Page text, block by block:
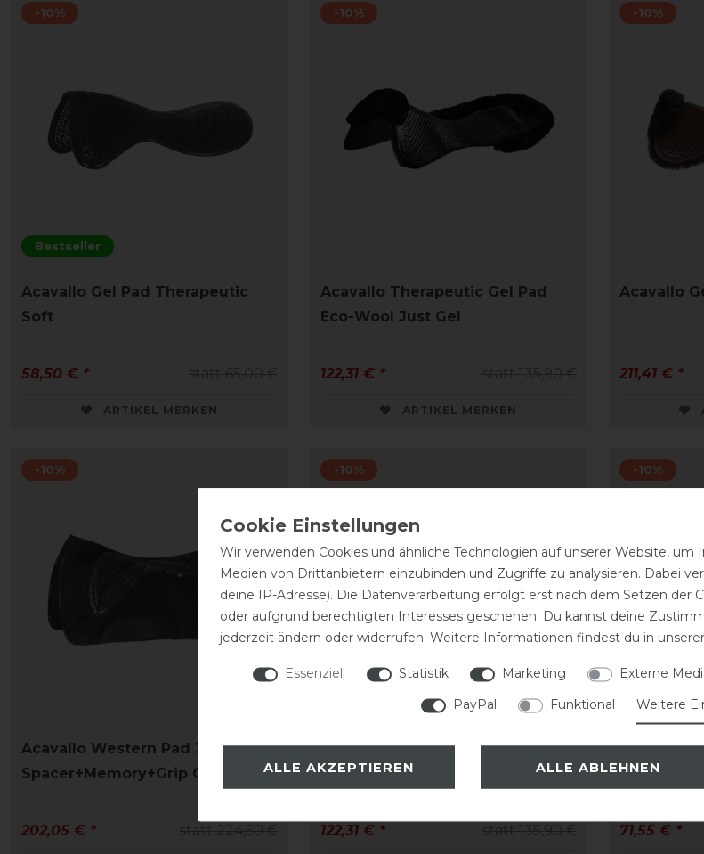
Bestseller
-10%
Acavallo Gel Pad Therapeutic
Soft
58,50 € *
ARTIKEL MERKEN
-10%
Acavallo Therapeutic Gel Pad
Eco-Wool Just Gel
122,31 € *
ARTIKEL MERKEN
-10%
Acavallo
211,41 € *
-10%
Acavallo Western Pad 3D
Spacer+Memory+Grip Gel
202,05 € *
-10%
Acavallo Therapeutic Gel Pad
Eco-Wool Just Gel
122,31 € *
-10%
Acavallo
Gel Front
71,55 € *
Wir verwenden Cookies und ähnliche Technologien auf unserer Website, um
Medien von Drittanbietern einzubinden und Zugriffe zu analysieren. Dabei
deine IP-Adresse). Die Datenverarbeitung erfolgt erst nach dem Setzen der
oder aufgrund berechtigten Interesses geschehen. Du kannst deine
jederzeit ändern oder widerrufen. Weitere Informationen findest du in unserer
Essenziell Statistik Marketing Externe
PayPal
Funktional Weitere
ALLE AKZEPTIEREN ALLE ABLEHNEN